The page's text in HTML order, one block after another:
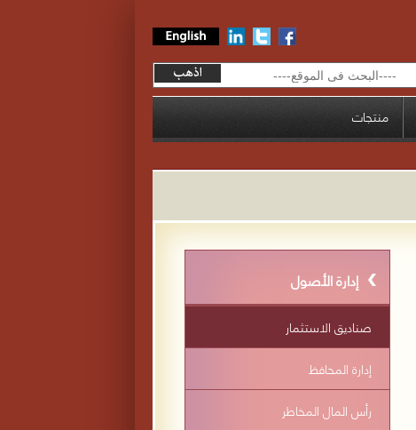
منتجات
إدارة الأصول
صناديق الاستثمار
إدارة المحافظ
رأس المال المخاطر